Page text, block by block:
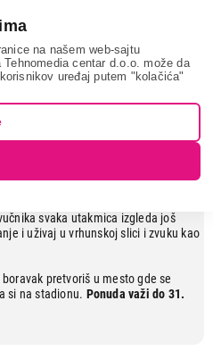
na našem web-sajtu
Tehnomedia centar d.o.o. može da
uređaj putem "kolačića"
atmosferu kod
svaka utakmica izgleda još
i uživaj u vrhunskoj slici i zvuku kao
pretvoriš u mesto gde se
si na stadionu. Ponuda važi do 31.